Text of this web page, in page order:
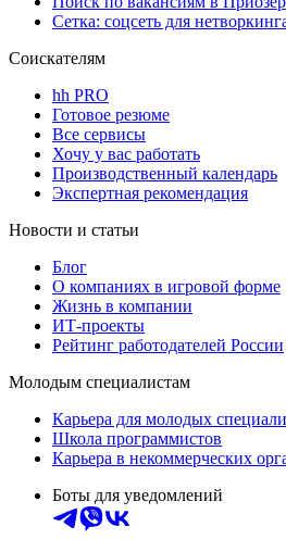
Сетка: соцсеть для
Соискателям
hh PRO
Готовое резюме
Все сервисы
Хочу у вас работать
Производственный календарь
Экспертная рекомендация
Новости и статьи
Блог
О компаниях в игровой форме
Жизнь в компании
ИТ-проекты
Рейтинг работодателей России
Молодым специалистам
Карьера для молодых
Школа программистов
Карьера в некоммерческих
Боты для уведомлений